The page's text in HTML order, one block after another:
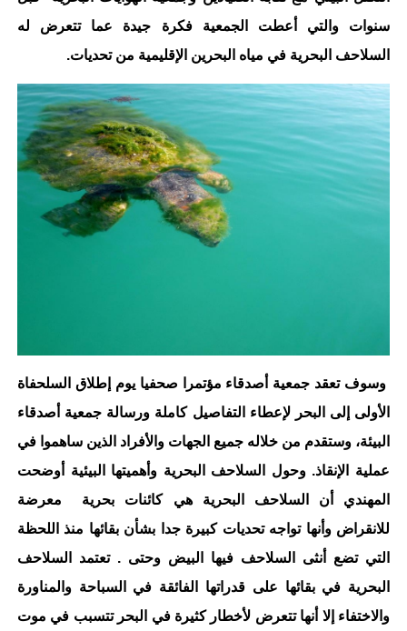
سنوات والتي أعطت الجمعية فكرة جيدة عما تتعرض له
السلاحف البحرية في مياه البحرين الإقليمية من تحديات.
وسوف تعقد جمعية أصدقاء مؤتمرا صحفيا يوم إطلاق السلحفاة
الأولى إلى البحر لإعطاء التفاصيل كاملة ورسالة جمعية أصدقاء
البيئة، وستقدم من خلاله جميع الجهات والأفراد الذين ساهموا في
عملية الإنقاذ. وحول السلاحف البحرية وأهميتها البيئية أوضحت
المهندي أن السلاحف البحرية هي كائنات بحرية معرضة
للانقراض وأنها تواجه تحديات كبيرة جدا بشأن بقائها منذ اللحظة
التي تضع أنثى السلاحف فيها البيض وحتى . تعتمد السلاحف
البحرية في بقائها على قدراتها الفائقة في السباحة والمناورة
والاختفاء إلا أنها تتعرض لأخطار كثيرة في البحر تتسبب في موت